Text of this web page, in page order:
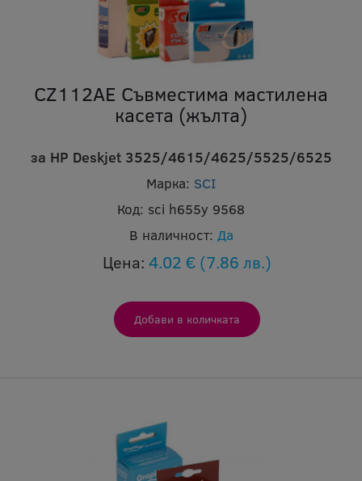
CZ112AE Съвместима мастилена
касета (жълта)
за HP Deskjet 3525/4615/4625/5525/6525
Марка: SCI
Код: sci h655y 9568
В наличност: Да
Цена: 4.02 € (7.86 лв.)